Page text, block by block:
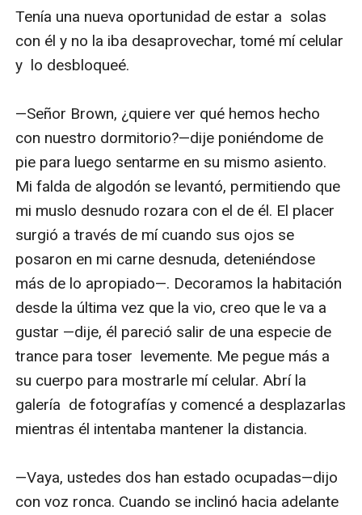
eso me indicaba que ella me deseaba.
***
Por la noche decidí ir a mí club privado, mí viejo
amigo  y socio Alexis ya estaba ahí. Cuando
llegué tomé algunos tragos antes de contarle
sobre mí deseo hacia Luciana.
—Te ves pensativo—comentó Alexis.
—Estaba pensando en follarme una nueva chica
—¿Qué  pasó con Verónica? ¿Ya te aburrió?—
preguntó riéndose.
Tenía una nueva oportunidad de estar a  solas
con él y no la iba desaprovechar, tomé mí celular
y  lo desbloqueé.
—Señor Brown, ¿quiere ver qué hemos hecho
con nuestro dormitorio?—dije poniéndome de
pie para luego sentarme en su mismo asiento.
Mi falda de algodón se levantó, permitiendo que
mi muslo desnudo rozara con el de él. El placer
surgió a través de mí cuando sus ojos se
posaron en mi carne desnuda, deteniéndose
más de lo apropiado—. Decoramos la habitación
desde la última vez que la vio, creo que le va a
gustar —dije, él pareció salir de una especie de
trance para toser  levemente. Me pegue más a
su cuerpo para mostrarle mí celular. Abrí la
galería  de fotografías y comencé a desplazarlas
mientras él intentaba mantener la distancia.
—Vaya, ustedes dos han estado ocupadas—dijo
con voz ronca. Cuando se inclinó hacia adelante